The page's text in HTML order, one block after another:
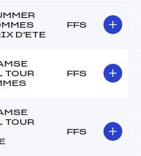
D'ETE
FFS
TOUR
FFS
TOUR
FFS